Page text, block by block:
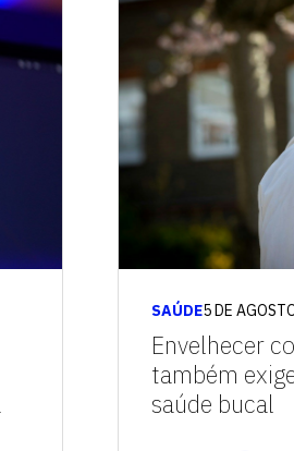
SAÚDE5 DE
Envelhecer
também
saúde bucal